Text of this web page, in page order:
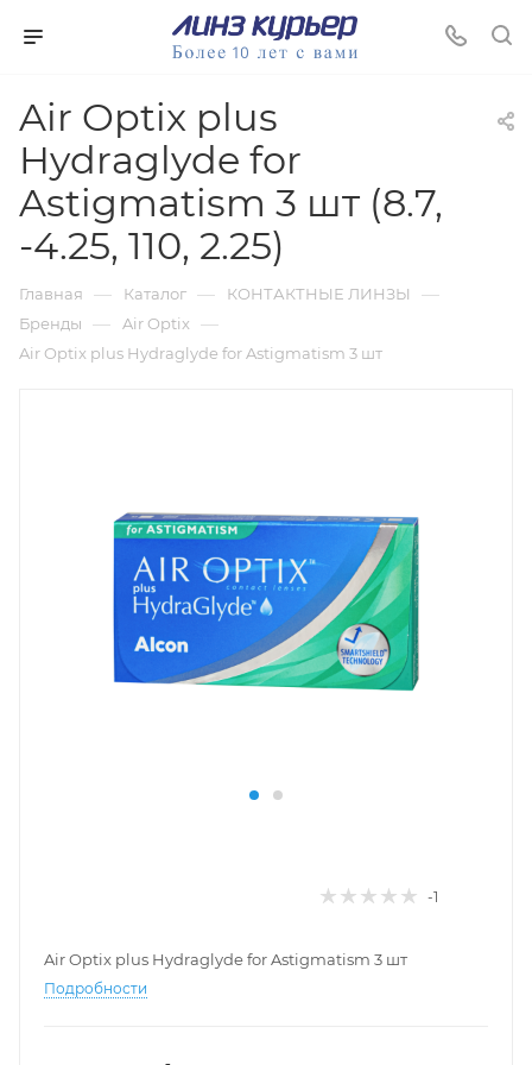
Air Optix plus
Hydraglyde for
Astigmatism 3 шт (8.7,
-4.25, 110, 2.25)
Главная — Каталог — КОНТАКТНЫЕ ЛИНЗЫ —
Бренды — Air Optix —
Air Optix plus Hydraglyde for Astigmatism 3 шт
-1
Air Optix plus Hydraglyde for Astigmatism 3 шт
Подробности